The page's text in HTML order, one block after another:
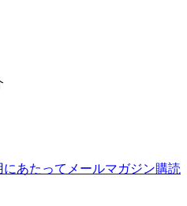
あたって メールマガジン購読